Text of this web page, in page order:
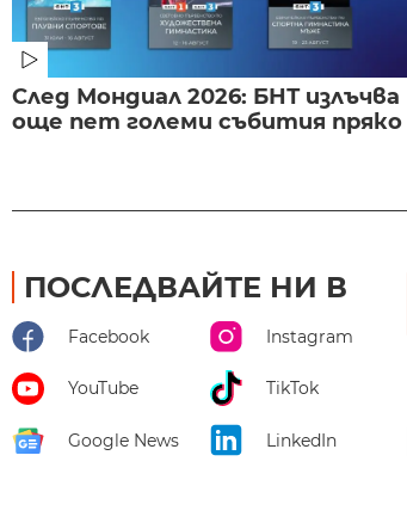
След Мондиал 2026: БНТ излъчва
още пет големи събития пряко
ПОСЛЕДВАЙТЕ НИ В
Facebook Instagram
YouTube TikTok
Google News LinkedIn